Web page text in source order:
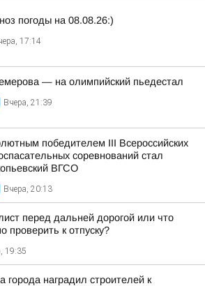
погоды на 08.08.26:)
17:14
— на олимпийский пьедестал
Вчера, 21:39
победителем III Всероссийских
соревнований стал
ВГСО
Вчера, 20:13
перед дальней дорогой или что
проверить к отпуску?
19:35
города наградил строителей к